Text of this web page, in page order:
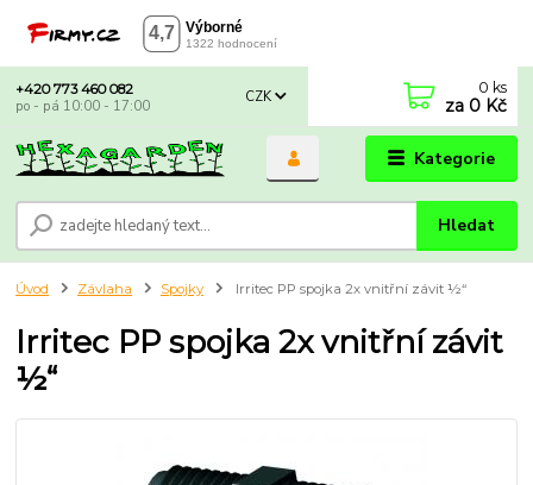
Kategorie
CZK
Hledat
+420 773 460 082
po - pá 10:00 - 17:00
0 ks
za 0 Kč
Úvod Závlaha Spojky Irritec PP spojka 2x vnitřní závit ½“
Irritec PP spojka 2x vnitřní závit
½“